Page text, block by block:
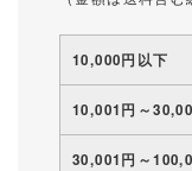
10,000円以下
10,001円～
30,001円～